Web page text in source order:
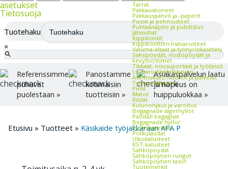
asetukset
Tietosuoja
Tarrat
Pakkauskoneet
Pakkauspahvit ja -paperit
Pussit ja pehmusteet
Puhtaanapito ja puhdistus
Jäteastiat
Kippikontit
Kippikonttien lisävarusteet
Valuma-altaat ja tynnyrinkäsittely
Saksipöydät, nostopöydät ja
kevytnostimet
Tikkaat, nousuportaat ja työtasot
Lisävarusteet tikkaisiin
Asennukset, huollot ja palvelut
Työturvallisuus
Peilit
Matot
Ritilät
Kulunohjaus ja varoitus
Begagnade lagerhyllor
Pallställ begagnat
Begagnade hyllor
Työympäristö
Potkulaudat
Ulkokalusteet
RST-kalusteet
Sähköpöydät
Sähköpöytien rungot
Sähköpöytien tasot
Tuotemerkit
Tuotehaku
×
Referenssimme
puhuvat
puolestaan »
Panostamme
kotimaisiin
tuotteisiin »
Asiakaspalvelun laatu
ja nopeus on
huippuluokkaa »
Etusivu » Tuotteet » Käsikaide työjakkaraan AFA P